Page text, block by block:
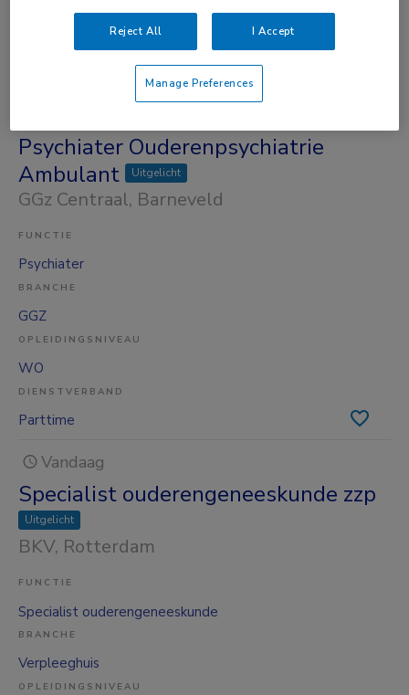
Psychiater Ouderenpsychiatrie
Ambulant
Uitgelicht
GGz Centraal, Barneveld
FUNCTIE
Psychiater
BRANCHE
GGZ
OPLEIDINGSNIVEAU
WO
DIENSTVERBAND
Parttime
Vandaag
Specialist ouderengeneeskunde zzp
Uitgelicht
BKV, Rotterdam
FUNCTIE
Specialist ouderengeneeskunde
BRANCHE
Verpleeghuis
OPLEIDINGSNIVEAU
Reject All I Accept
Manage Preferences